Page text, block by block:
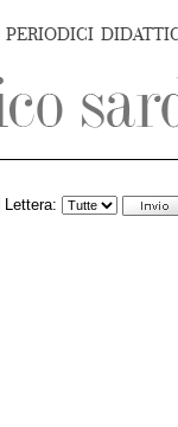
PERIODICI
Lettera: